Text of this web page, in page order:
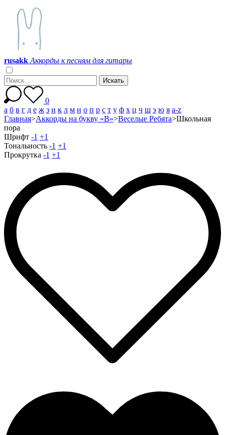
rusakk Аккорды к песням для гитары
0
а б в г д е ж з и к л м н о п р с т у ф х ц ч ш э ю я a-z
Главная>Аккорды на букву «В»>Веселые Ребята>Школьная
пора
Шрифт -1 +1
Тональность -1 +1
Прокрутка -1 +1